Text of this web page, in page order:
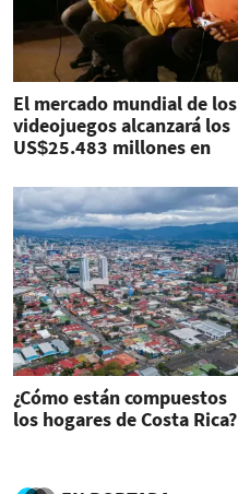
El mercado mundial de los
videojuegos alcanzará los
US$25.483 millones en
¿Cómo están compuestos
los hogares de Costa Rica?